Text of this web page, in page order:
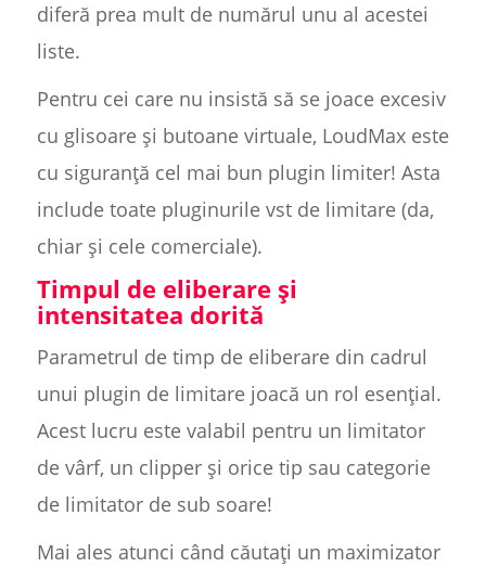
diferă prea mult de numărul unu al acestei
liste.
Pentru cei care nu insistă să se joace excesiv
cu glisoare și butoane virtuale, LoudMax este
cu siguranță cel mai bun plugin limiter! Asta
include toate pluginurile vst de limitare (da,
chiar și cele comerciale).
Timpul de eliberare și
intensitatea dorită
Parametrul de timp de eliberare din cadrul
unui plugin de limitare joacă un rol esențial.
Acest lucru este valabil pentru un limitator
de vârf, un clipper și orice tip sau categorie
de limitator de sub soare!
Mai ales atunci când căutați un maximizator